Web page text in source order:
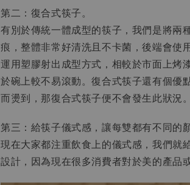
第二：復合式筷子。
有別於傳統一體成型的筷子，我們是將兩
痕，整體非常好清洗且不卡菌，後端會使
運用塑膠射出成型方式，相較於市面上烤
於碗上較不易滾動。復合式筷子還有個優
而燙到，那復合式筷子便不會發生此狀況。
第三：給筷子儀式感，讓每雙都有不同的顏
現在大家都注重飲食上的儀式感，我們就
設計，因為現在很多消費者對於美的產品